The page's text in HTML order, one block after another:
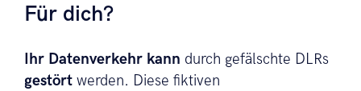
Für dich?
Ihr Datenverkehr kann durch gefälschte DLRs
gestört werden. Diese fiktiven